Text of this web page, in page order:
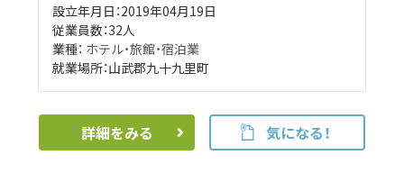
設立年月日：2019年04月19日
従業員数：32人
業種： ホテル・旅館・宿泊業
就業場所：山武郡九十九里町
詳細をみる 気になる！